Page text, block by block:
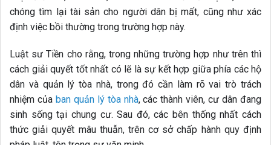
chóng tìm lại tài sản cho người dân bị mất, cũng như xác
định việc bồi thường trong trường hợp này.
Luật sư Tiền cho rằng, trong những trường hợp như trên thì
cách giải quyết tốt nhất có lẽ là sự kết hợp giữa phía các hộ
dân và quản lý tòa nhà, trong đó cần làm rõ vai trò trách
nhiệm của ban quản lý tòa nhà, các thành viên, cư dân đang
sinh sống tại chung cư. Sau đó, các bên thống nhất cách
thức giải quyết mâu thuẫn, trên cơ sở chấp hành quy định